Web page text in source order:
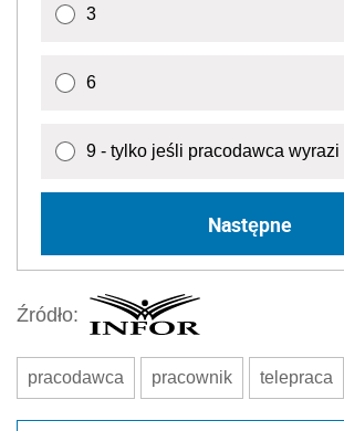
3
6
9 - tylko jeśli pracodawca wyrazi
Następne
Źródło:
pracodawca pracownik telepraca